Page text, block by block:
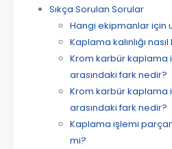
Sıkça Sorulan Sorular
Hangi ekipmanlar için
Kaplama kalınlığı
Krom karbür kaplama
arasındaki fark nedir?
Krom karbür kaplama
arasındaki fark nedir?
Kaplama işlemi
mi?